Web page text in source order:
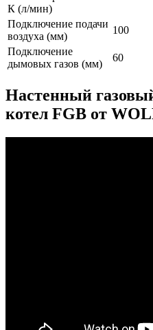
К (л/мин)
Подключение подачи
воздуха (мм)
100
Подключение
дымовых газов (мм)
60
Настенный
котел FGB от